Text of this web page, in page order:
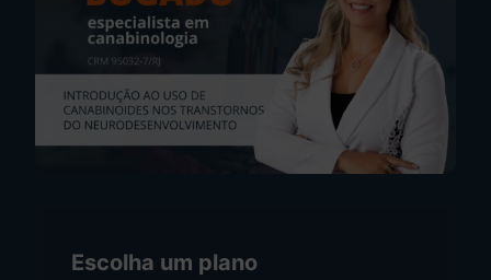
Escolha um plano